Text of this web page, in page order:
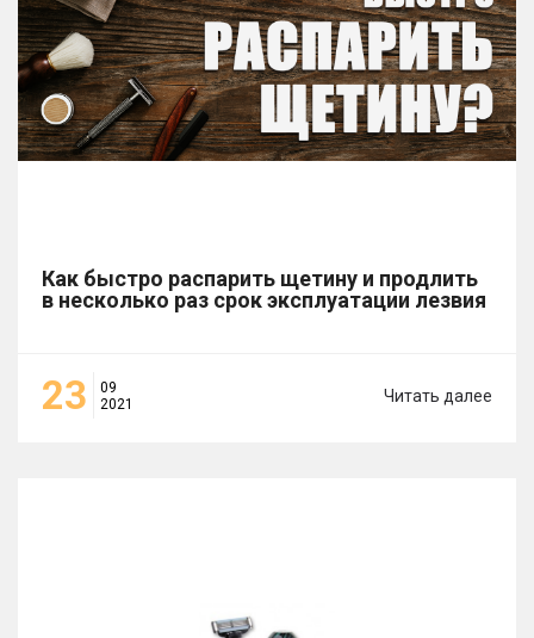
Как быстро распарить щетину и продлить
в несколько раз срок эксплуатации лезвия
23
09
2021
Читать далее